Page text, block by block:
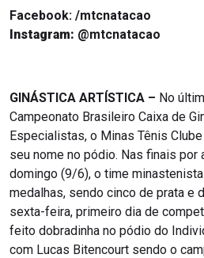
Facebook: /mtcnatacao
Instagram: @mtcnatacao
GINÁSTICA ARTÍSTICA – No
Campeonato Brasileiro Caixa de
Especialistas, o Minas Tênis
seu nome no pódio. Nas finais por
domingo (9/6), o time
medalhas, sendo cinco de prata e
sexta-feira, primeiro dia de
feito dobradinha no pódio do
com Lucas Bitencourt sendo o